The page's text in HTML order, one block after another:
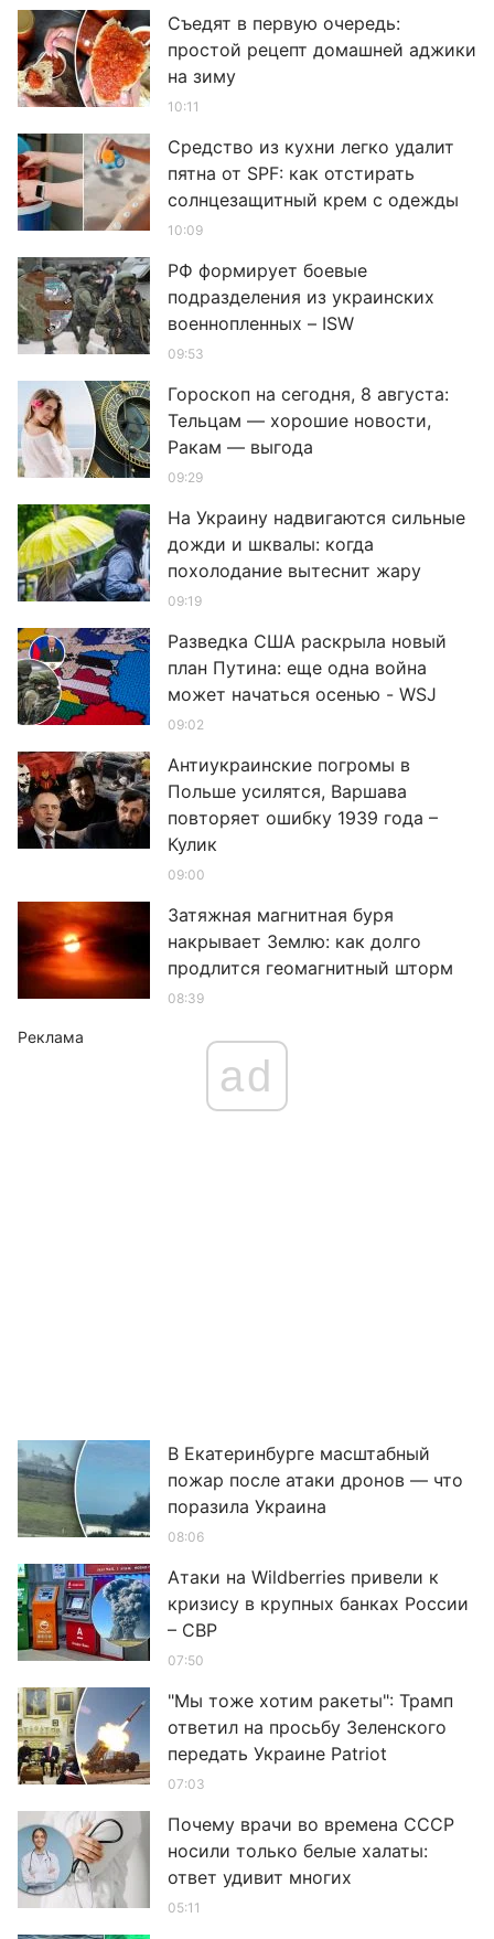
Съедят в первую очередь:
простой рецепт домашней аджики
на зиму
10:11
Средство из кухни легко удалит
пятна от SPF: как отстирать
солнцезащитный крем с одежды
10:09
РФ формирует боевые
подразделения из украинских
военнопленных – ISW
09:53
Гороскоп на сегодня, 8 августа:
Тельцам — хорошие новости,
Ракам — выгода
09:29
На Украину надвигаются сильные
дожди и шквалы: когда
похолодание вытеснит жару
09:19
Разведка США раскрыла новый
план Путина: еще одна война
может начаться осенью - WSJ
09:02
Антиукраинские погромы в
Польше усилятся, Варшава
повторяет ошибку 1939 года –
Кулик
09:00
Затяжная магнитная буря
накрывает Землю: как долго
продлится геомагнитный шторм
08:39
Реклама
ad
В Екатеринбурге масштабный
пожар после атаки дронов — что
поразила Украина
08:06
Атаки на Wildberries привели к
кризису в крупных банках России
– СВР
07:50
"Мы тоже хотим ракеты": Трамп
ответил на просьбу Зеленского
передать Украине Patriot
07:03
Почему врачи во времена СССР
носили только белые халаты:
ответ удивит многих
05:11